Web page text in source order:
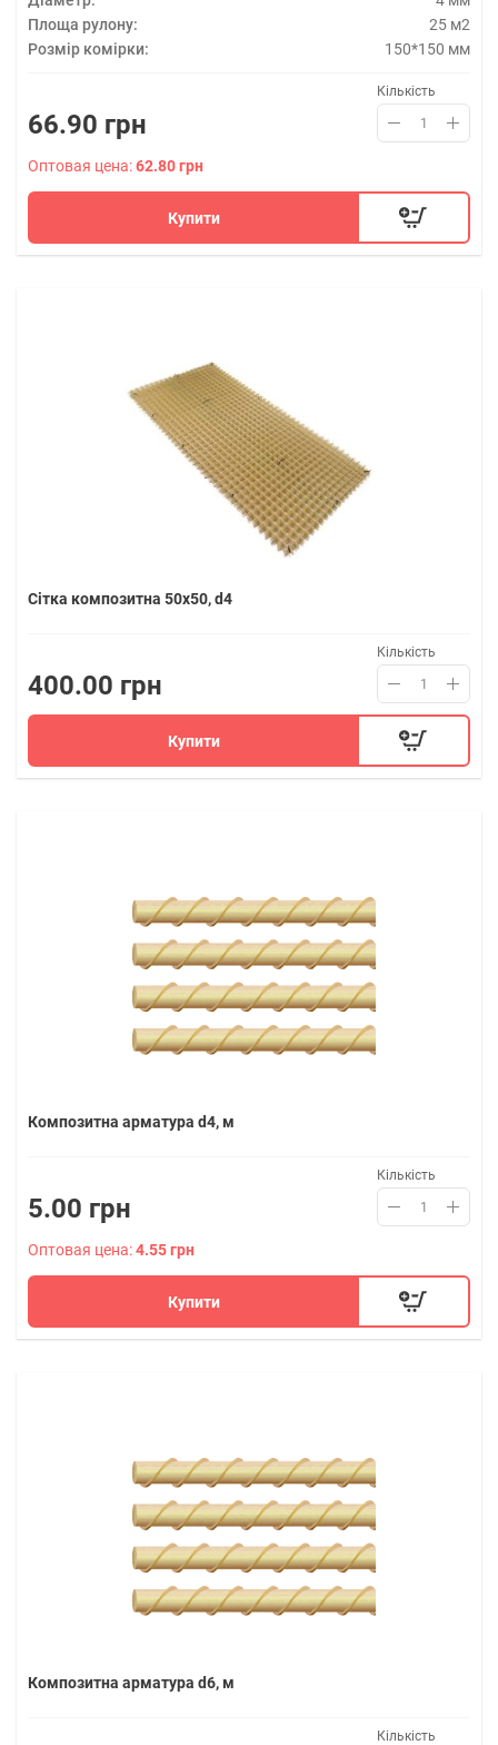
25 м2
150*150 мм
66.90 грн
Кількість
Оптовая цена:62.80 грн
Купити
Сітка композитна 50х50, d4
400.00 грн
Кількість
Купити
Композитна арматура d4, м
5.00 грн
Кількість
Оптовая цена:4.55 грн
Купити
Композитна арматура d6, м
Кількість